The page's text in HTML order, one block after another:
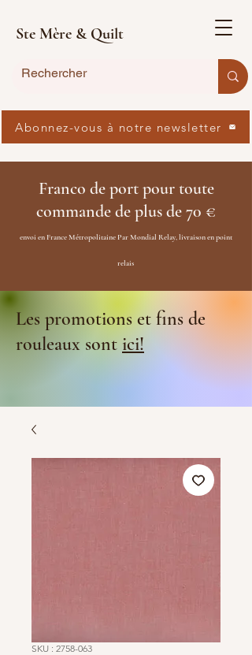
Ste Mère & Quilt
Franco de port pour toute
commande de plus de 70 €
envoi en France Métropolitaine Par Mondial Relay, livraison en point
relais
Les promotions et fins de
rouleaux sontici!
Abonnez-vous à notre newsletter
SKU : 2758-063